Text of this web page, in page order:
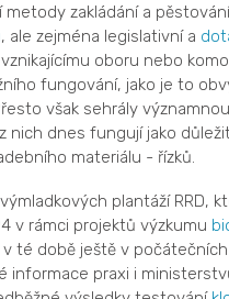
metody zakládání a
, ale zejména legislativní a
oboru nebo
fungování, jako je to
však sehrály
nich dnes fungují jako
materiálu - řízků.
plantáží RRD,
v rámci projektů výzkumu
v té době ještě v
informace praxi i